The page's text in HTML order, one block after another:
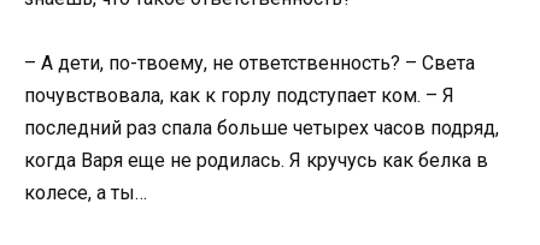
– А дети, по-твоему, не ответственность? – Света
почувствовала, как к горлу подступает ком. – Я
последний раз спала больше четырех часов подряд,
когда Варя еще не родилась. Я кручусь как белка в
колесе, а ты…